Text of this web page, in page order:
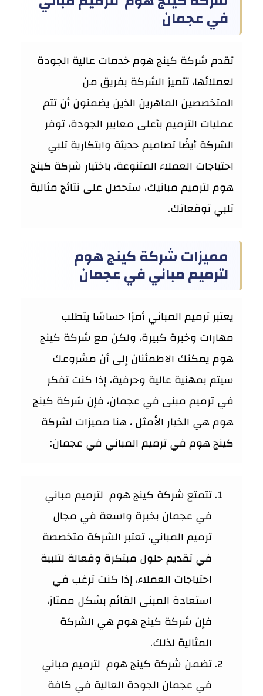
في عجمان
تقدم شركة كينج هوم خدمات عالية الجودة
لعملائها، تتميز الشركة بفريق من
المتخصصين الماهرين الذين يضمنون أن تتم
عمليات الترميم بأعلى معايير الجودة، توفر
الشركة أيضًا تصاميم حديثة وابتكارية تلبي
احتياجات العملاء المتنوعة، باختيار شركة كينج
هوم لترميم مبانيك، ستحصل على نتائج مثالية
تلبي توقعاتك.
مميزات شركة كينج هوم
لترميم مباني في عجمان
يعتبر ترميم المباني أمرًا حساسًا يتطلب
مهارات وخبرة كبيرة، ولكن مع شركة كينج
هوم يمكنك الاطمئنان إلى أن مشروعك
سيتم بمهنية عالية وحرفية، إذا كنت تفكر
في ترميم مبنى في عجمان، فإن شركة كينج
هوم هي الخيار الأمثل ، هنا مميزات لشركة
كينج هوم في ترميم المباني في عجمان:
تتمتع شركة كينج هوم لترميم مباني
في عجمان بخبرة واسعة في مجال
ترميم المباني، تعتبر الشركة متخصصة
في تقديم حلول مبتكرة وفعالة لتلبية
احتياجات العملاء، إذا كنت ترغب في
استعادة المبنى القائم بشكل ممتاز،
فإن شركة كينج هوم هي الشركة
المثالية لذلك.
تضمن شركة كينج هوم لترميم مباني
في عجمان الجودة العالية في كافة